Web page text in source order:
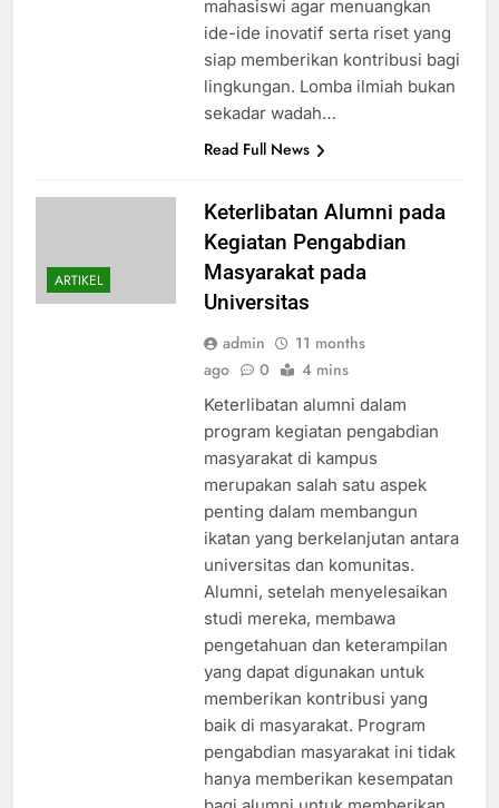
mahasiswi agar menuangkan
ide-ide inovatif serta riset yang
siap memberikan kontribusi bagi
lingkungan. Lomba ilmiah bukan
sekadar wadah…
Read Full News
ARTIKEL
Keterlibatan Alumni pada
Kegiatan Pengabdian
Masyarakat pada
Universitas
admin
11 months
ago
0 4 mins
Keterlibatan alumni dalam
program kegiatan pengabdian
masyarakat di kampus
merupakan salah satu aspek
penting dalam membangun
ikatan yang berkelanjutan antara
universitas dan komunitas.
Alumni, setelah menyelesaikan
studi mereka, membawa
pengetahuan dan keterampilan
yang dapat digunakan untuk
memberikan kontribusi yang
baik di masyarakat. Program
pengabdian masyarakat ini tidak
hanya memberikan kesempatan